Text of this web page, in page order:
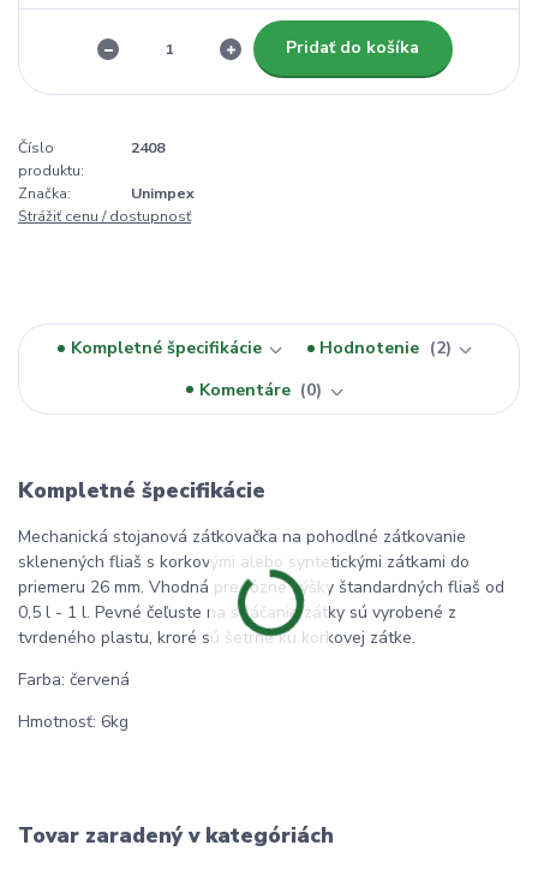
Pridať do košíka
Číslo
produktu:
2408
Značka:
Unimpex
Strážiť cenu / dostupnosť
Kompletné špecifikácie Hodnotenie
2
Komentáre
0
Kompletné špecifikácie
Mechanická stojanová zátkovačka na pohodlné zátkovanie
sklenených fliaš s korkovými alebo syntetickými zátkami do
priemeru 26 mm. Vhodná pre rôzne výšky štandardných fliaš od
0,5 l - 1 l. Pevné čeľuste na stláčanie zátky sú vyrobené z
tvrdeného plastu, kroré sú šetrné ku korkovej zátke.
Farba: červená
Hmotnosť: 6kg
Tovar zaradený v kategóriách